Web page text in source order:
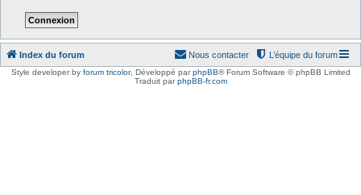
Index du forum L’équipe du forum
Nous contacter
Style developer by forum tricolor, Développé parphpBB® Forum Software © phpBB Limited
Traduit parphpBB-fr.com